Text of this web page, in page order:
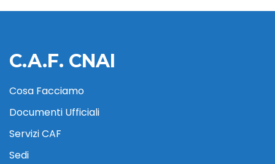
C.A.F. CNAI
Cosa Facciamo
Documenti Ufficiali
Servizi CAF
Sedi